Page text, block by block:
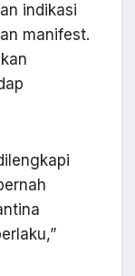
indikasi
manifest.